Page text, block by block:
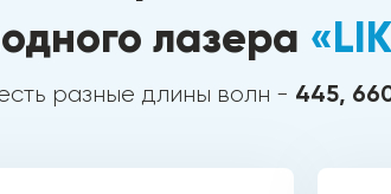
лазера
разные длины волн - 445,